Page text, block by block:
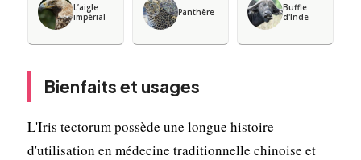
L’aigle
impérial
Panthère
Buffle
d'Inde
Bienfaits et usages
L'Iris tectorum possède une longue histoire
d'utilisation en médecine traditionnelle chinoise et